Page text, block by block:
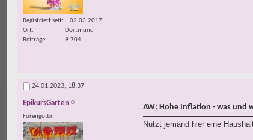
Registriert seit
02.03.2017
Ort
Dortmund
Beiträge
9.704
24.01.2023, 18:37
EpikursGarten
Forengöttin
AW: Hohe Inflation - was und
Nutzt jemand hier eine